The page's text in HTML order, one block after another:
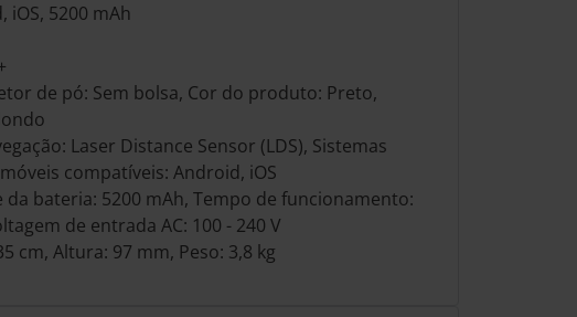
iOS, 5200 mAh
de pó: Sem bolsa, Cor do produto: Preto,
Laser Distance Sensor (LDS), Sistemas
compatíveis: Android, iOS
da bateria: 5200 mAh, Tempo de funcionamento:
de entrada AC: 100 - 240 V
cm, Altura: 97 mm, Peso: 3,8 kg